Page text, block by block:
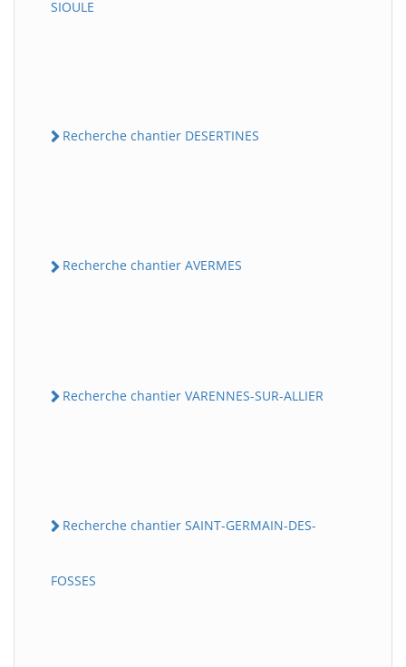
SIOULE
Recherche chantier DESERTINES
Recherche chantier AVERMES
Recherche chantier VARENNES-SUR-ALLIER
Recherche chantier SAINT-GERMAIN-DES-
FOSSES